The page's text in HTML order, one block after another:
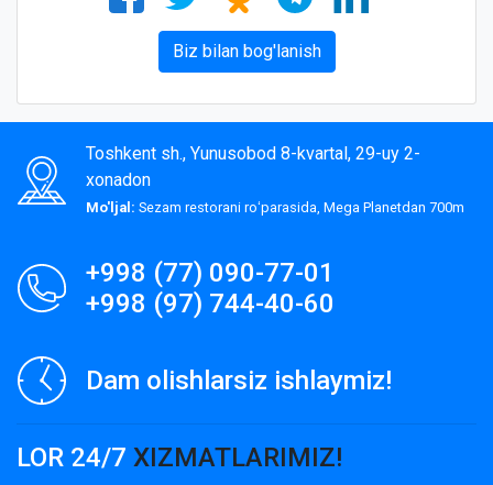
Biz bilan bog'lanish
Toshkent sh., Yunusobod 8-kvartal, 29-uy 2-
xonadon
Mo'ljal: Sezam restorani roʻparasida, Mega Planetdan 700m
+998 (77) 090-77-01
+998 (97) 744-40-60
Dam olishlarsiz ishlaymiz!
LOR 24/7 XIZMATLARIMIZ!